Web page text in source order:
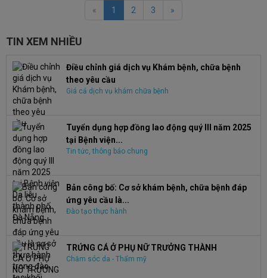
« 1 2 3 »
TIN XEM NHIỀU
Điều chỉnh giá dịch vụ Khám bệnh, chữa bệnh
theo yêu cầu
Giá cả dịch vụ khám chữa bệnh
Tuyển dụng hợp đồng lao động quý III năm 2025
tại Bệnh viện...
Tin tức, thông báo chung
Bản công bố: Cơ sở khám bệnh, chữa bệnh đáp
ứng yêu cầu là...
Đào tạo thực hành
TRỨNG CÁ Ở PHỤ NỮ TRƯỞNG THÀNH
Chăm sóc da - Thẩm mỹ